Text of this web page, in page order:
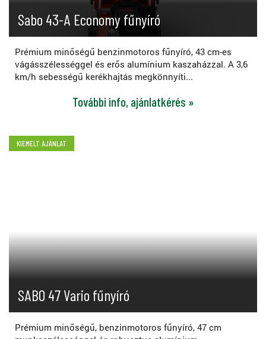
Sabo 43-A Economy fűnyíró
Prémium minőségű benzinmotoros fűnyíró, 43 cm-es
vágásszélességgel és erős alumínium kaszaházzal. A 3,6
km/h sebességű kerékhajtás megkönnyíti...
További info, ajánlatkérés »
KIEMELT AJÁNLAT
SABO 47 Vario fűnyíró
Prémium minőségű, benzinmotoros fűnyíró, 47 cm